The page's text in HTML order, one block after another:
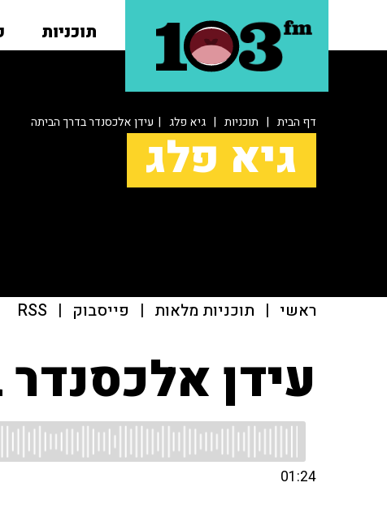
תוכניות
דף הבית | תוכניות | גיא פלג | עידן אלכסנדר בדרך הביתה
גיא פלג
ראשי | תוכניות מלאות | פייסבוק |
RSS
עידן
01:24